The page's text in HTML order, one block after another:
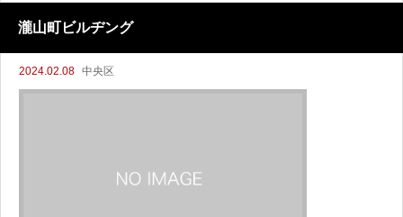
瀧山町ビルヂング
2024.02.08 中央区